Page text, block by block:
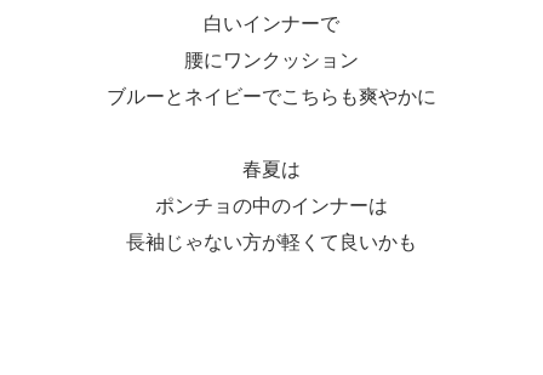
白いインナーで
腰にワンクッション
ブルーとネイビーでこちらも爽やかに
春夏は
ポンチョの中のインナーは
長袖じゃない方が軽くて良いかも